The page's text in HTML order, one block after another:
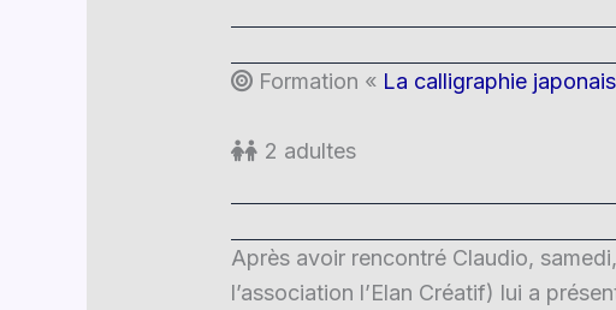
Formation « La calligraphie
2 adultes
Après avoir rencontré Claudio,
l’association l’Elan Créatif) lui a